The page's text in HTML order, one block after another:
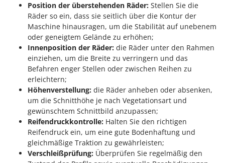
Position der überstehenden Räder: Stellen Sie die
Räder so ein, dass sie seitlich über die Kontur der
Maschine hinausragen, um die Stabilität auf unebenem
oder geneigtem Gelände zu erhöhen;
Innenposition der Räder: die Räder unter den Rahmen
einziehen, um die Breite zu verringern und das
Befahren enger Stellen oder zwischen Reihen zu
erleichtern;
Höhenverstellung: die Räder anheben oder absenken,
um die Schnitthöhe je nach Vegetationsart und
gewünschtem Schnittbild anzupassen;
Reifendruckkontrolle: Halten Sie den richtigen
Reifendruck ein, um eine gute Bodenhaftung und
gleichmäßige Traktion zu gewährleisten;
Verschleißprüfung: Überprüfen Sie regelmäßig den